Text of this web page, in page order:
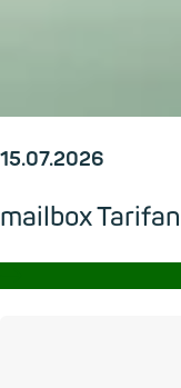
15.07.2026
mailbox